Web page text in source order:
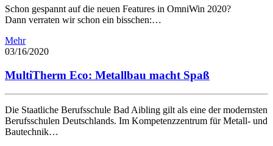
Schon gespannt auf die neuen Features in OmniWin 2020?
Dann verraten wir schon ein bisschen:…
Mehr
03/16/2020
MultiTherm Eco: Metallbau macht Spaß
Die Staatliche Berufsschule Bad Aibling gilt als eine der modernsten
Berufsschulen Deutschlands. Im Kompetenzzentrum für Metall- und
Bautechnik…